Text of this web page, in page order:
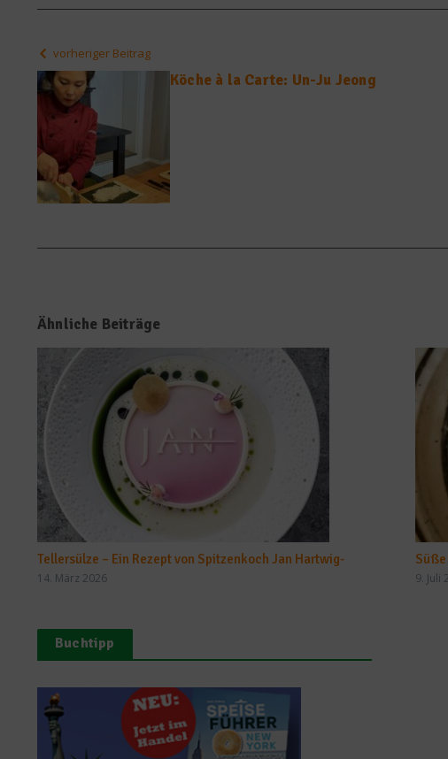
vorheriger Beitrag
Köche à la Carte: Un-Ju Jeong
Ähnliche Beiträge
Tellersülze – Ein Rezept von Spitzenkoch Jan Hartwig-
14. März 2026 9. Juli
Buchtipp